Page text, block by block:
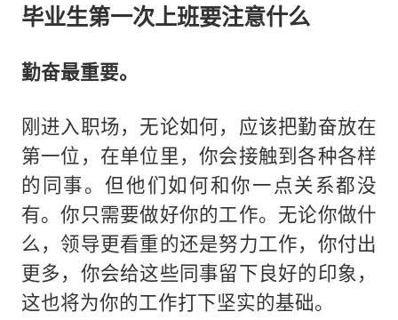
毕业生第一次上班要注意什么
勤奋最重要。
刚进入职场，无论如何，应该把勤奋放在
第一位，在单位里，你会接触到各种各样
的同事。但他们如何和你一点关系都没
有。你只需要做好你的工作。无论你做什
么，领导更看重的还是努力工作，你付出
更多，你会给这些同事留下良好的印象，
这也将为你的工作打下坚实的基础。